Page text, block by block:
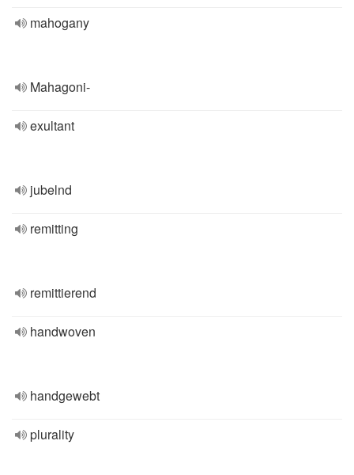
mahogany
Mahagoni-
exultant
jubelnd
remitting
remittierend
handwoven
handgewebt
plurality